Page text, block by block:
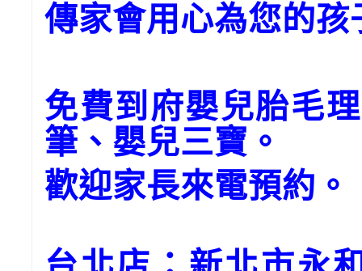
傳家會用心為您的
免費到府嬰兒胎毛
筆、嬰兒三寶。
歡迎家長來電預約。